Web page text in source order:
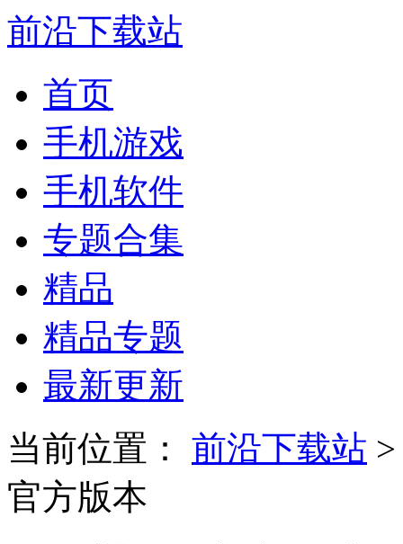
前沿下载站
首页
手机游戏
手机软件
专题合集
精品
精品专题
最新更新
当前位置：
前沿下载站
官方版本